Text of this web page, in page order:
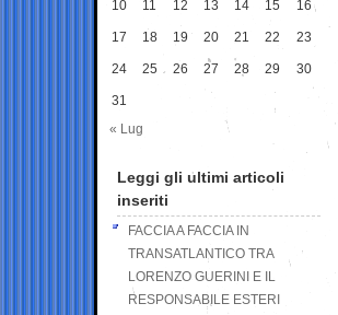
10 11 12 13 14 15 16
17 18 19 20 21 22 23
24 25 26 27 28 29 30
31
« Lug
Leggi gli ultimi articoli
inseriti
FACCIA A FACCIA IN
TRANSATLANTICO TRA
LORENZO GUERINI E IL
RESPONSABILE ESTERI